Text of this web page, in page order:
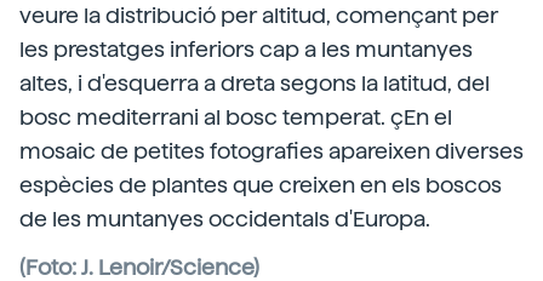
veure la distribució per altitud, començant per
les prestatges inferiors cap a les muntanyes
altes, i d'esquerra a dreta segons la latitud, del
bosc mediterrani al bosc temperat. çEn el
mosaic de petites fotografies apareixen diverses
espècies de plantes que creixen en els boscos
de les muntanyes occidentals d'Europa.
(Foto: J. Lenoir/Science)